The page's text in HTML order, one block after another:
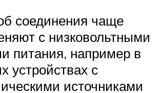
соединения чаще
с низковольтными
питания, например в
устройствах с
источниками